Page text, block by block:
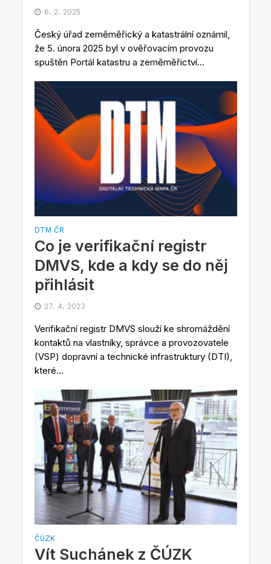
6. 2. 2025
Český úřad zeměměřický a katastrální oznámil,
že 5. února 2025 byl v ověřovacím provozu
spuštěn Portál katastru a zeměměřictví...
DTM ČR
Co je verifikační registr
DMVS, kde a kdy se do něj
přihlásit
27. 4. 2023
Verifikační registr DMVS slouží ke shromáždění
kontaktů na vlastníky, správce a provozovatele
(VSP) dopravní a technické infrastruktury (DTI),
které...
ČÚZK
Vít Suchánek z ČÚZK